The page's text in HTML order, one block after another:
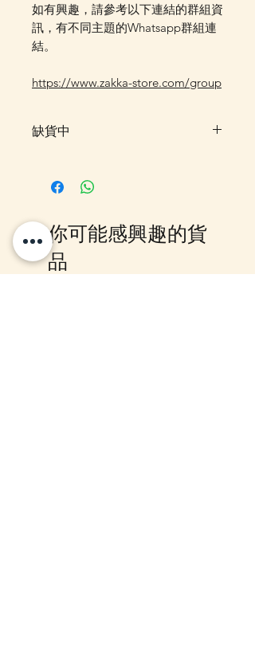
如有興趣，請參考以下連結的群組資
訊，有不同主題的Whatsapp群組連
結。
https://www.zakka-store.com/group
缺貨中
客戶可先登記"在恢復供應時通知
或可加入我們的Whatsapp 群組，
我們會有群組內發放最新消息。
你可能感興趣的貨
品